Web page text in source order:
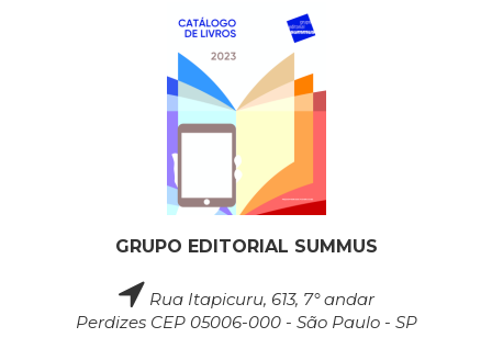
GRUPO EDITORIAL SUMMUS
Rua Itapicuru, 613, 7° andar
Perdizes CEP 05006-000 - São Paulo - SP